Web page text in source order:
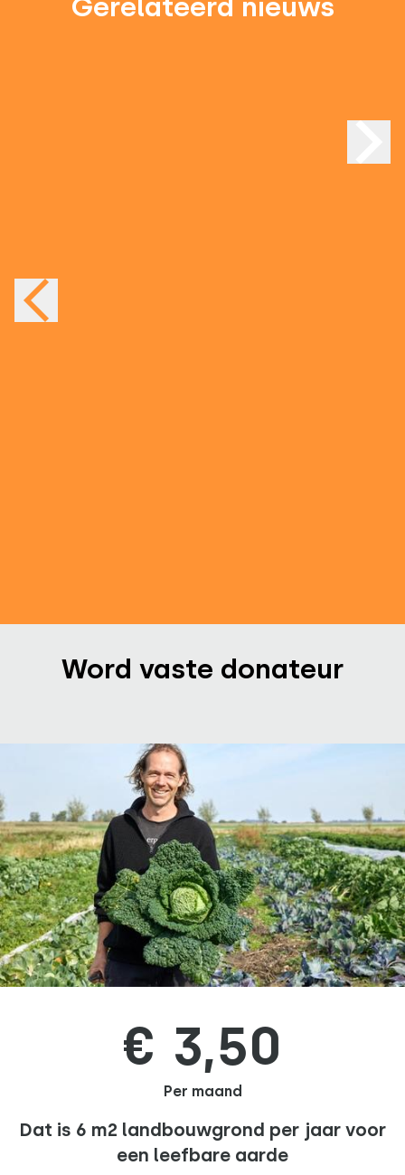
Gerelateerd nieuws
Word vaste donateur
€ 3,50
Per maand
Dat is 6 m2 landbouwgrond per jaar voor
een leefbare aarde